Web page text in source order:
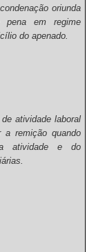
oriunda
pena em regime
do apenado.
atividade laboral
a remição quando
atividade e do